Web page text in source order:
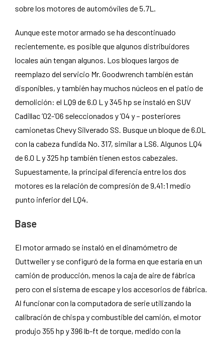
sobre los motores de automóviles de 5.7L.
Aunque este motor armado se ha descontinuado
recientemente, es posible que algunos distribuidores
locales aún tengan algunos. Los bloques largos de
reemplazo del servicio Mr. Goodwrench también están
disponibles, y también hay muchos núcleos en el patio de
demolición: el LQ9 de 6.0 L y 345 hp se instaló en SUV
Cadillac ’02-’06 seleccionados y ’04 y – posteriores
camionetas Chevy Silverado SS. Busque un bloque de 6.0L
con la cabeza fundida No. 317, similar a LS6. Algunos LQ4
de 6.0 L y 325 hp también tienen estos cabezales.
Supuestamente, la principal diferencia entre los dos
motores es la relación de compresión de 9,41:1 medio
punto inferior del LQ4.
Base
El motor armado se instaló en el dinamómetro de
Duttweiler y se configuró de la forma en que estaría en un
camión de producción, menos la caja de aire de fábrica
pero con el sistema de escape y los accesorios de fábrica.
Al funcionar con la computadora de serie utilizando la
calibración de chispa y combustible del camión, el motor
produjo 355 hp y 396 lb-ft de torque, medido con la